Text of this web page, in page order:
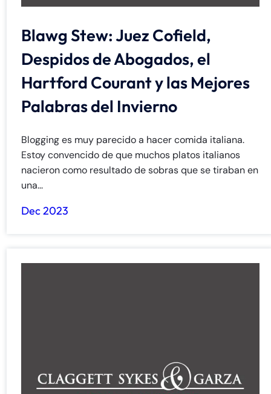
Blawg Stew: Juez Cofield,
Despidos de Abogados, el
Hartford Courant y las Mejores
Palabras del Invierno
Blogging es muy parecido a hacer comida italiana.
Estoy convencido de que muchos platos italianos
nacieron como resultado de sobras que se tiraban en
una...
Dec 2023